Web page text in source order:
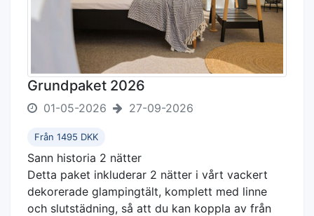
Grundpaket 2026
01-05-2026 27-09-2026
Från 1495 DKK
Sann historia 2 nätter
Detta paket inkluderar 2 nätter i vårt vackert
dekorerade glampingtält, komplett med linne
och slutstädning, så att du kan koppla av från